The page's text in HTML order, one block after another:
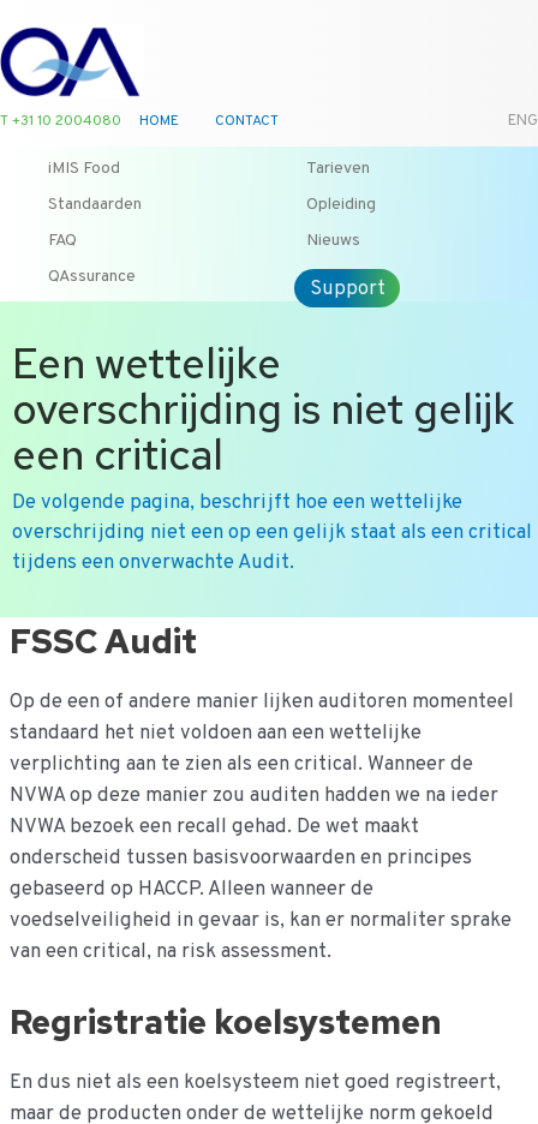
T +31 10 2004080 HOME CONTACT ENG
iMIS Food
Tarieven
Standaarden
Opleiding
FAQ
Nieuws
QAssurance
Support
Een wettelijke
overschrijding is niet gelijk
een critical
De volgende pagina, beschrijft hoe een wettelijke
overschrijding niet een op een gelijk staat als een critical
tijdens een onverwachte Audit.
Ga
naar
inhoud
FSSC Audit
Op de een of andere manier lijken auditoren momenteel
standaard het niet voldoen aan een wettelijke
verplichting aan te zien als een critical. Wanneer de
NVWA op deze manier zou auditen hadden we na ieder
NVWA bezoek een recall gehad. De wet maakt
onderscheid tussen basisvoorwaarden en principes
gebaseerd op HACCP. Alleen wanneer de
voedselveiligheid in gevaar is, kan er normaliter sprake
van een critical, na risk assessment.
Regristratie koelsystemen
En dus niet als een koelsysteem niet goed registreert,
maar de producten onder de wettelijke norm gekoeld